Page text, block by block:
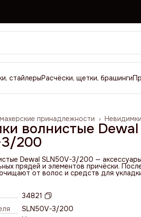
стайлерыРасчёски, щетки, брашинги
Невидимки
принадлежности ›
волнистые Dewal
200
Dewal SLN50V-3/200 —
прядей и элементов причёски.
от волос и средств для
и хранят в закрытой сухой
Форма — волнистая. Длина — 5 см.
Количество — 200 гр. Страна
34821
SLN50V-3/200